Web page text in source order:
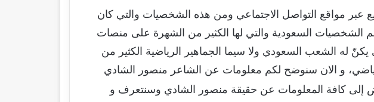
عبر مواقع التواصل الاجتماعي ومن هذه الشخصيات والتي كان
الشخصيات السعودية والتي لها الكثير من الشهرة على منصات
له الشعب السعودي ولا سيما الجماهير الرياضية الكثير من
و الان سنوضح لكم معلومات عن الشاعر منصور الشادي
إلى كافة المعلومات عن حقيقة منصور الشادي وسنتعرف و